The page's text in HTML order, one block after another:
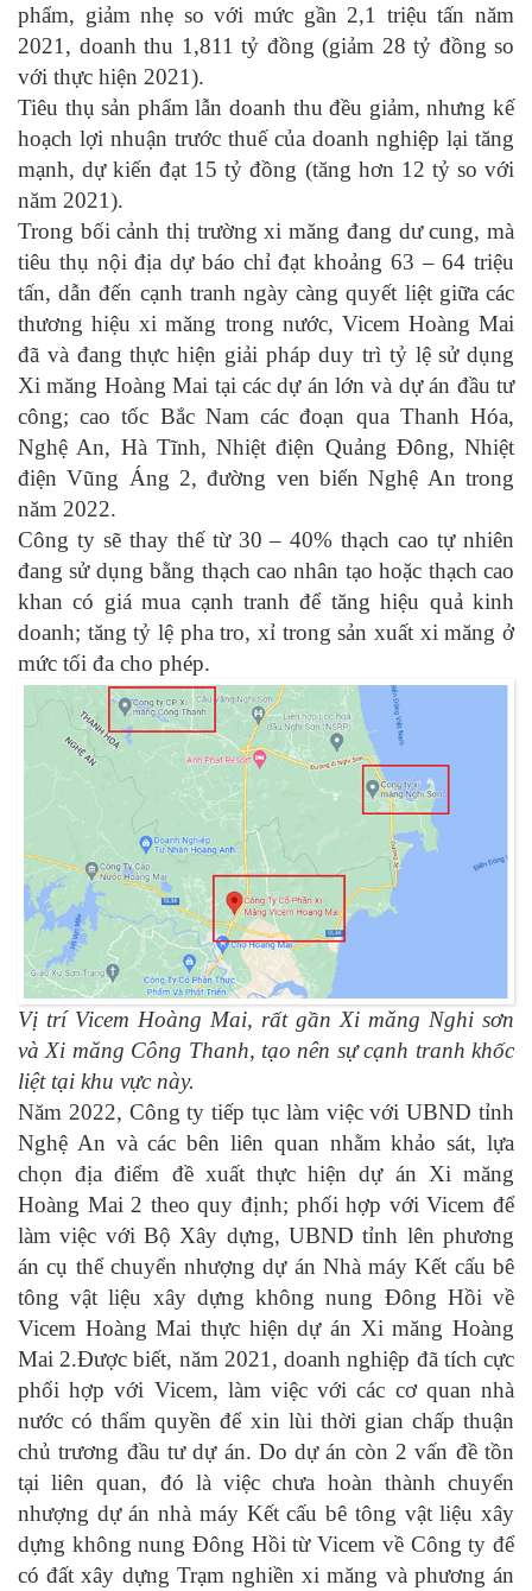
phẩm, giảm nhẹ so với mức gần 2,1 triệu tấn năm
2021, doanh thu 1,811 tỷ đồng (giảm 28 tỷ đồng so
với thực hiện 2021).
Tiêu thụ sản phẩm lẫn doanh thu đều giảm, nhưng kế
hoạch lợi nhuận trước thuế của doanh nghiệp lại tăng
mạnh, dự kiến đạt 15 tỷ đồng (tăng hơn 12 tỷ so với
năm 2021).
Trong bối cảnh thị trường xi măng đang dư cung, mà
tiêu thụ nội địa dự báo chỉ đạt khoảng 63 – 64 triệu
tấn, dẫn đến cạnh tranh ngày càng quyết liệt giữa các
thương hiệu xi măng trong nước, Vicem Hoàng Mai
đã và đang thực hiện giải pháp duy trì tỷ lệ sử dụng
Xi măng Hoàng Mai tại các dự án lớn và dự án đầu tư
công; cao tốc Bắc Nam các đoạn qua Thanh Hóa,
Nghệ An, Hà Tĩnh, Nhiệt điện Quảng Đông, Nhiệt
điện Vũng Áng 2, đường ven biển Nghệ An trong
năm 2022.
Công ty sẽ thay thế từ 30 – 40% thạch cao tự nhiên
đang sử dụng bằng thạch cao nhân tạo hoặc thạch cao
khan có giá mua cạnh tranh để tăng hiệu quả kinh
doanh; tăng tỷ lệ pha tro, xỉ trong sản xuất xi măng ở
mức tối đa cho phép.
Vị trí Vicem Hoàng Mai, rất gần Xi măng Nghi sơn
và Xi măng Công Thanh, tạo nên sự cạnh tranh khốc
liệt tại khu vực này.
Năm 2022, Công ty tiếp tục làm việc với UBND tỉnh
Nghệ An và các bên liên quan nhằm khảo sát, lựa
chọn địa điểm đề xuất thực hiện dự án Xi măng
Hoàng Mai 2 theo quy định; phối hợp với Vicem để
làm việc với Bộ Xây dựng, UBND tỉnh lên phương
án cụ thể chuyển nhượng dự án Nhà máy Kết cấu bê
tông vật liệu xây dựng không nung Đông Hồi về
Vicem Hoàng Mai thực hiện dự án Xi măng Hoàng
Mai 2.Được biết, năm 2021, doanh nghiệp đã tích cực
phối hợp với Vicem, làm việc với các cơ quan nhà
nước có thẩm quyền để xin lùi thời gian chấp thuận
chủ trương đầu tư dự án. Do dự án còn 2 vấn đề tồn
tại liên quan, đó là việc chưa hoàn thành chuyển
nhượng dự án nhà máy Kết cấu bê tông vật liệu xây
dựng không nung Đông Hồi từ Vicem về Công ty để
có đất xây dựng Trạm nghiền xi măng và phương án